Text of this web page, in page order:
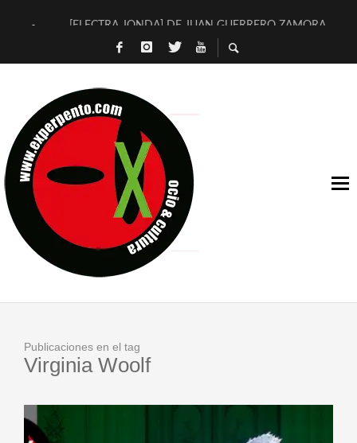
[ELECTRA JONDA] DE JUAN GUERRERO ZAMORA
TIMBRE 4, LA ESCUELA DEL DIRECTOR TEATRAL CLAUDIO
MILITARES JUDÍAS EN #EXVITA
D’BALDOMEROS REINVENTAN [BITÁCORA 3.0] EN EXVITA
MARSHALL FLASH PRESENTA EN EXVITA [RELATIVA
JOFRE BARDAGÍ EN EXVITA INTERPRETANDO A SERRAT
YORCH PRESENTA [CURSO DE ARMONÍA PERSECUTORIA]
MAGALÍ SARE NOS EXPLICA [DESCASADA]
Publicaciones en el tag
Virginia Woolf